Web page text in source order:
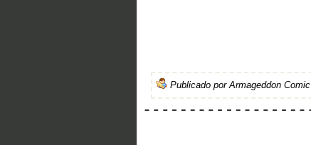
Publicado porArmageddon Comic